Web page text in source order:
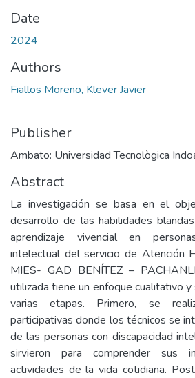
Date
2024
Authors
Fiallos Moreno, Klever Javier
Publisher
Ambato: Universidad Tecnològica
Abstract
La investigación se basa en el
desarrollo de las habilidades
aprendizaje vivencial en
intelectual del servicio de Atención
MIES- GAD BENÍTEZ –
utilizada tiene un enfoque cualitativo
varias etapas. Primero, se
participativas donde los técnicos se
de las personas con discapacidad
sirvieron para comprender sus
actividades de la vida cotidiana.